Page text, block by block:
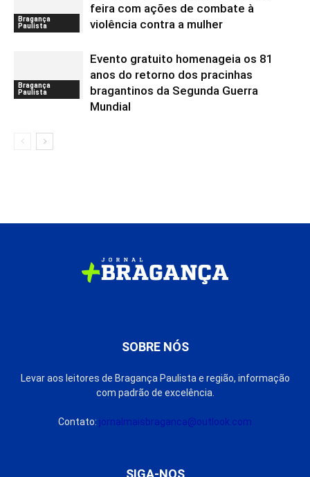
Bragança
Paulista
feira com ações de combate à
violência contra a mulher
Bragança
Paulista
Evento gratuito homenageia os 81
anos do retorno dos pracinhas
bragantinos da Segunda Guerra
Mundial
SOBRE NÓS
Levar aos leitores de Bragança Paulista e região, informação
com padrão de excelência.
Contato: jornalmaisbraganca@outlook.com
SIGA-NOS